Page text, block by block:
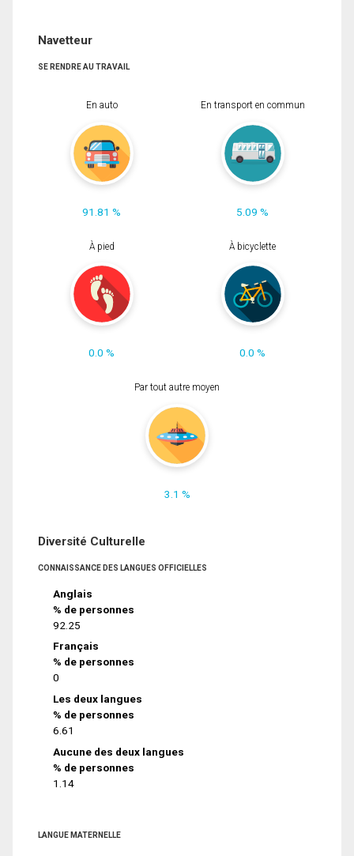
Navetteur
SE RENDRE AU TRAVAIL
En auto
91.81 %
En transport en commun
5.09 %
À pied
0.0 %
À bicyclette
0.0 %
Par tout autre moyen
3.1 %
Diversité Culturelle
CONNAISSANCE DES LANGUES OFFICIELLES
Anglais
% de personnes
92.25
Français
% de personnes
0
Les deux langues
% de personnes
6.61
Aucune des deux langues
% de personnes
1.14
LANGUE MATERNELLE